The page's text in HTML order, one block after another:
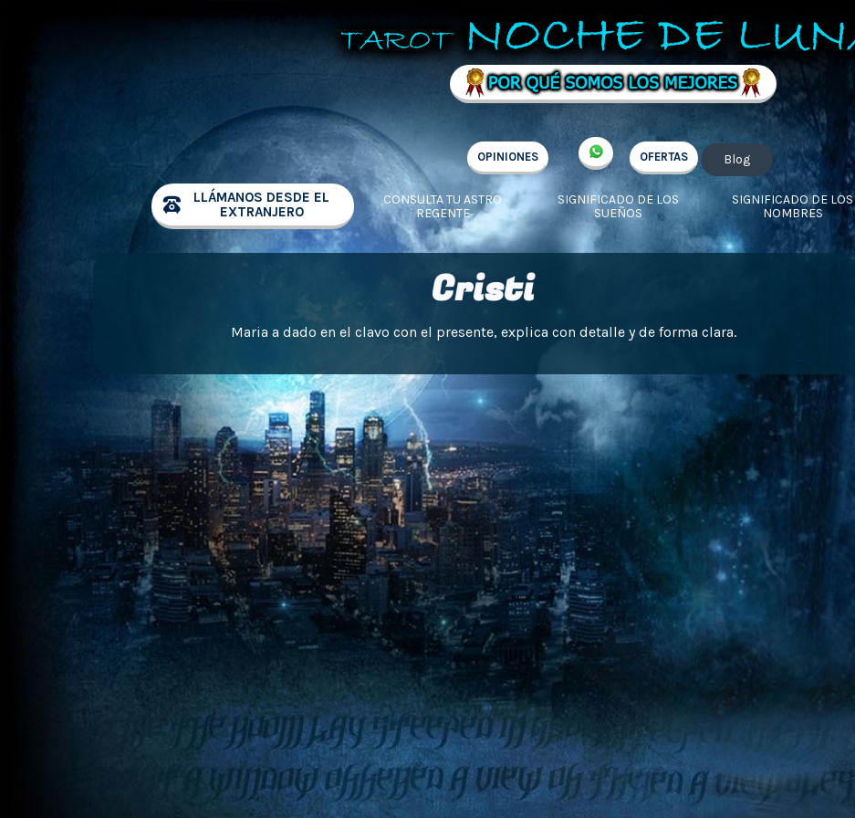
OPINIONES OFERTAS
LLÁMANOS DESDE EL
EXTRANJERO
CONSULTA TU ASTRO
REGENTE
SIGNIFICADO DE LOS
SUEÑOS
SIGNIFICADO DE LOS
NOMBRES
Blog
Cristi
Maria a dado en el clavo con el presente, explica con detalle y de forma clara.